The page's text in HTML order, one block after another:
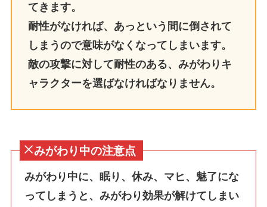
てきます。
耐性がなければ、あっという間に倒されて
しまうので意味がなくなってしまいます。
敵の攻撃に対して耐性のある、みがわりキ
ャラクターを選ばなければなりません。
みがわり中の注意点
みがわり中に、眠り、休み、マヒ、魅了にな
ってしまうと、みがわり効果が解けてしまい